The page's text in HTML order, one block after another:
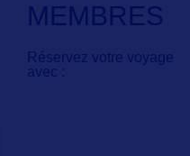
MEMBRES
Réservez votre voyage
avec :